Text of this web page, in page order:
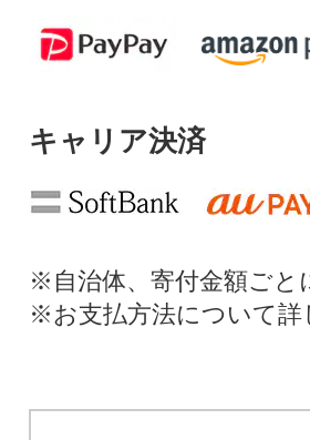
キャリア決済
※自治体、寄付金額ごと
※お支払方法について詳